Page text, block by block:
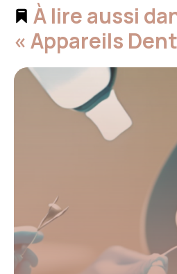
À lire aussi
« Appareils